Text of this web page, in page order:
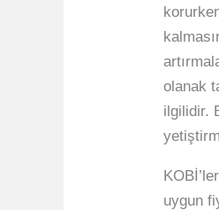
olanak
ilgilidir.
uygun